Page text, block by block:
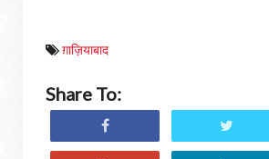
ग़ाज़ियाबाद
Share To: